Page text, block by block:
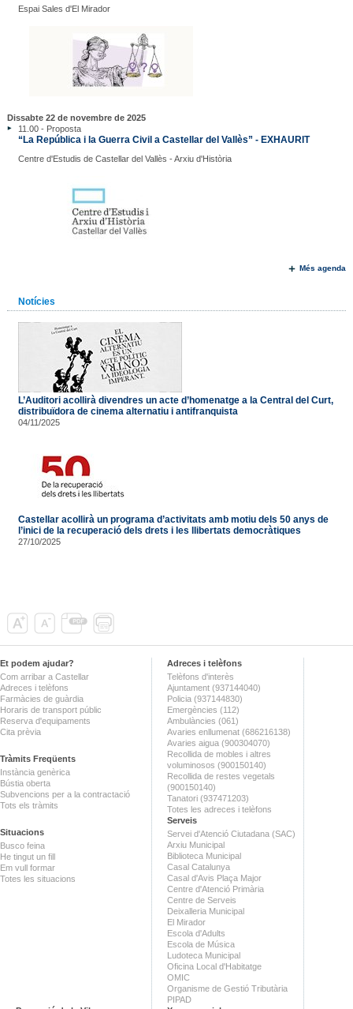
Espai Sales d'El Mirador
Dissabte 22 de novembre de 2025
11.00 - Proposta
“La República i la Guerra Civil a Castellar del Vallès” - EXHAURIT
Centre d'Estudis de Castellar del Vallès - Arxiu d'Història
Més agenda
Notícies
L’Auditori acollirà divendres un acte d’homenatge a la Central del Curt,
distribuïdora de cinema alternatiu i antifranquista
04/11/2025
Castellar acollirà un programa d’activitats amb motiu dels 50 anys de
l’inici de la recuperació dels drets i les llibertats democràtiques
27/10/2025
Et podem ajudar?
Com arribar a Castellar
Adreces i telèfons
Farmàcies de guàrdia
Horaris de transport públic
Reserva d'equipaments
Cita prèvia
Tràmits Freqüents
Instància genèrica
Bústia oberta
Subvencions per a la contractació
Tots els tràmits
Situacions
Busco feina
He tingut un fill
Em vull formar
Totes les situacions
Adreces i telèfons
Telèfons d'interès
Ajuntament (937144040)
Policia (937144830)
Emergències (112)
Ambulàncies (061)
Avaries enllumenat (686216138)
Avaries aigua (900304070)
Recollida de mobles i altres
voluminosos (900150140)
Recollida de restes vegetals
(900150140)
Tanatori (937471203)
Totes les adreces i telèfons
Serveis
Servei d'Atenció Ciutadana (SAC)
Arxiu Municipal
Biblioteca Municipal
Casal Catalunya
Casal d'Avis Plaça Major
Centre d'Atenció Primària
Centre de Serveis
Deixalleria Municipal
El Mirador
Escola d'Adults
Escola de Música
Ludoteca Municipal
Oficina Local d'Habitatge
OMIC
Organisme de Gestió Tributària
PIPAD